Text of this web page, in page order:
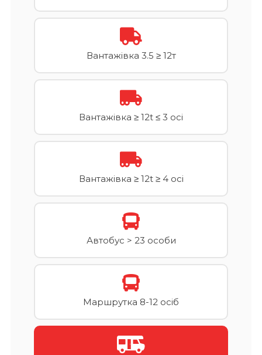
Вантажівка 3.5 ≥ 12т
Вантажівка ≥ 12t ≤ 3 осі
Вантажівка ≥ 12t ≥ 4 осі
Автобус > 23 особи
Маршрутка 8-12 осіб